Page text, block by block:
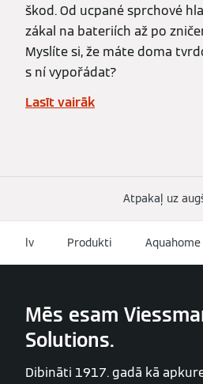
škod. Od ucpané sprchové
zákal na bateriích až po
Myslíte si, že máte doma
s ní vypořádat?
Lasīt vairāk
Atpakaļ uz
lv Produkti Aquahome
Mēs esam
Solutions.
Dibināti 1917. gadā kā